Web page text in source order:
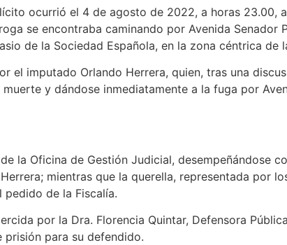
ocurrió el 4 de agosto de 2022, a horas 23.00,
se encontraba caminando por Avenida Senador
de la Sociedad Española, en la zona céntrica de
el imputado Orlando Herrera, quien, tras una
y dándose inmediatamente a la fuga por
la Oficina de Gestión Judicial, desempeñándose
mientras que la querella, representada por
de la Fiscalía.
por la Dra. Florencia Quintar, Defensora
prisión para su defendido.